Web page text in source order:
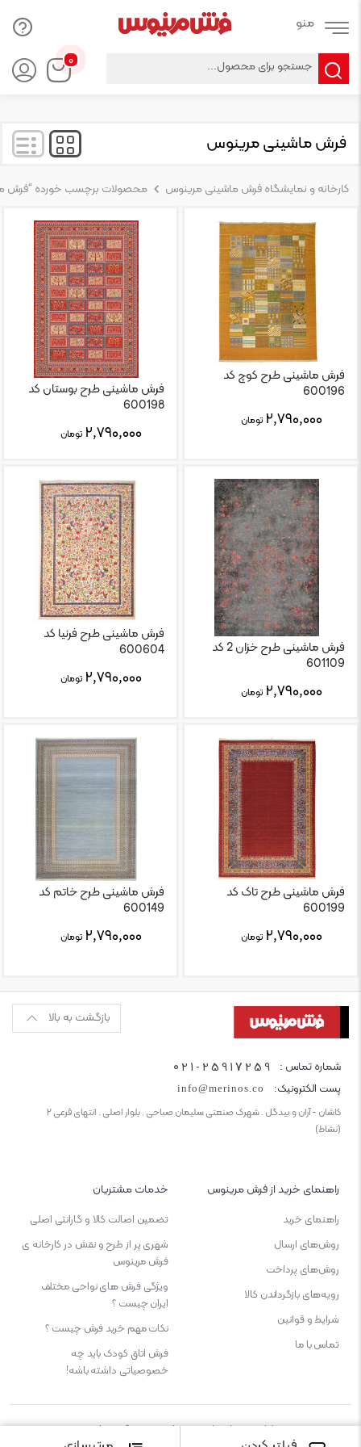
۰
Products
search
فرش ماشینی مرینوس
کارخانه و نمایشگاه فرش ماشینی مرینوس محصولات برچسب خورده “فرش
فرش ماشینی طرح کوچ کد
600196
۲,۷۹۰,۰۰۰ تومان
فرش ماشینی طرح بوستان کد
600198
۲,۷۹۰,۰۰۰ تومان
فرش ماشینی طرح خزان 2 کد
601109
۲,۷۹۰,۰۰۰ تومان
فرش ماشینی طرح فرنیا کد
600604
۲,۷۹۰,۰۰۰ تومان
فرش ماشینی طرح تاک کد
600199
۲,۷۹۰,۰۰۰ تومان
فرش ماشینی طرح خاتم کد
600149
۲,۷۹۰,۰۰۰ تومان
بازگشت به بالا
شماره تماس : 021-25917259
پست الکترونیک: info@merinos.co
کاشان - آران و بیدگل . شهرک صنعتی سلیمان صباحی . بلوار اصلی . انتهای فرعی ۲
(نشاط)
راهنمای خرید از فرش مرینوس
راهنمای خرید
روش‌های ارسال
روش‌های پرداخت
رویه‌های بازگرداندن کالا
شرایط و قوانین
تماس با ما
خدمات مشتریان
تضمین اصالت کالا و گارانتی اصلی
شهری پر از طرح و نقش در کارخانه ی
فرش مرینوس
ویژگی‌ فرش‌ های نواحی مختلف
ایران چیست ؟
نکات مهم خرید فرش چیست ؟
فرش اتاق کودک باید چه
خصوصیاتی داشته باشه!
طراحی و پشتیبانی و میزبانی :میهن گستر پارس